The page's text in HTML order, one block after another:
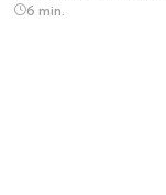
6 min.